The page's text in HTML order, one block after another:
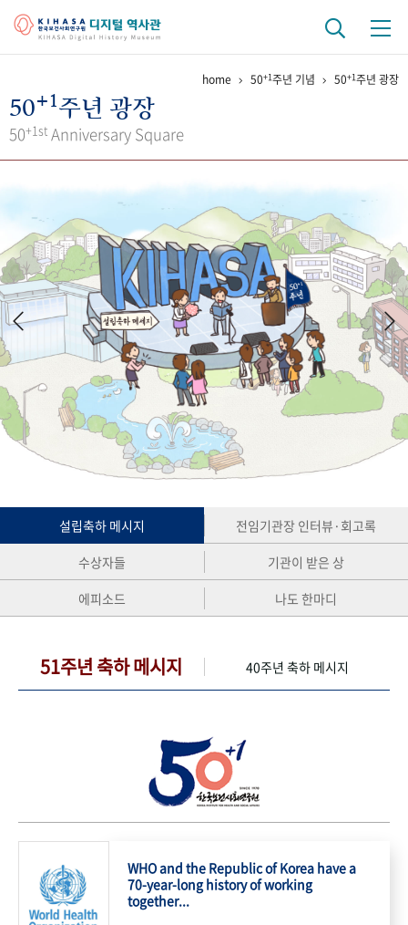
걸어온 길 기관 변천사
키워드로 보는 연구 역사
연구자들
간행물 변천사
기록물 아카이브
사진 아카이브 문서 기록물 행정박물 영상 기록물
50+1 주년 기념
성과 50선 숫자로 보는 50년 50
주년 광장
세계와 함께 한 KIHASA
VR 역사관
home 50+1주년 기념 50+1주년 광장
50+1주년 광장
50+1st Anniversary Square
설립축하 메시지
전임기관장 인터뷰·회고록
수상자들
기관이 받은 상
에피소드
나도 한마디
51주년 축하 메시지 40주년 축하 메시지
WHO and the Republic of Korea have a
70-year-long history of working
together...